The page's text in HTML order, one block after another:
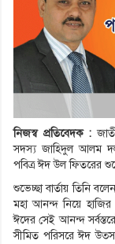
নিজস্ব প্রতিবেদক :
সদস্য জাহিদুল আলম
পবিত্র ঈদ উল ফিতরের
শুভেচ্ছা বার্তায় তিনি
মহা আনন্দ নিয়ে হাজির
ঈদের সেই আনন্দ
সীমিত পরিসরে ঈদ